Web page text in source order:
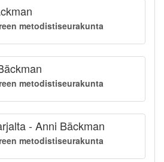
metodistiseurakunta
metodistiseurakunta
- Anni Bäckman
metodistiseurakunta